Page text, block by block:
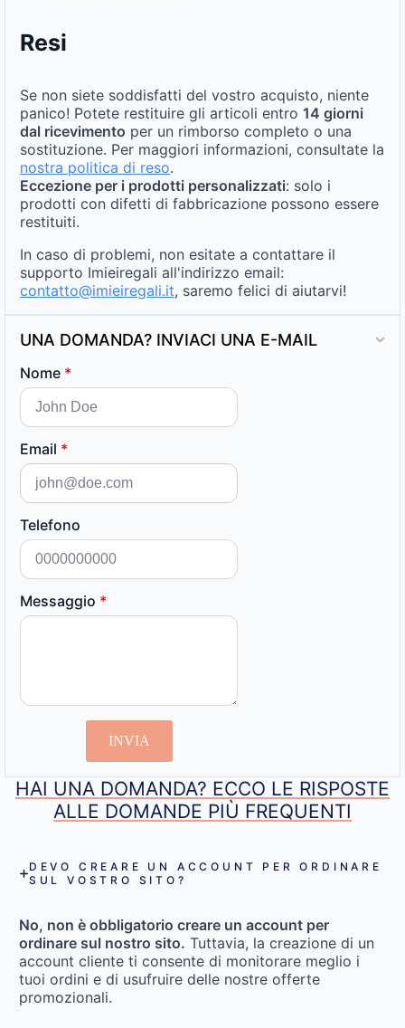
Resi
Se non siete soddisfatti del vostro acquisto, niente
panico! Potete restituire gli articoli entro 14 giorni
dal ricevimento per un rimborso completo o una
sostituzione. Per maggiori informazioni, consultate la
nostra politica di reso.
Eccezione per i prodotti personalizzati: solo i
prodotti con difetti di fabbricazione possono essere
restituiti.
In caso di problemi, non esitate a contattare il
supporto Imieiregali all'indirizzo email:
contatto@imieiregali.it, saremo felici di aiutarvi!
UNA DOMANDA? INVIACI UNA E-MAIL
Nome *
Email *
Telefono
Messaggio *
INVIA
HAI UNA DOMANDA? ECCO LE RISPOSTE
ALLE DOMANDE PIÙ FREQUENTI
DEVO CREARE UN ACCOUNT PER ORDINARE
SUL VOSTRO SITO?
No, non è obbligatorio creare un account per
ordinare sul nostro sito. Tuttavia, la creazione di un
account cliente ti consente di monitorare meglio i
tuoi ordini e di usufruire delle nostre offerte
promozionali.